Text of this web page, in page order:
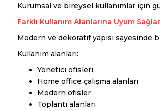
Kurumsal ve bireysel kullanımlar için
Farklı Kullanım Alanlarına Uyum Sağlar
Modern ve dekoratif yapısı sayesinde
Kullanım alanları:
Yönetici ofisleri
Home office çalışma alanları
Modern ofisler
Toplantı alanları